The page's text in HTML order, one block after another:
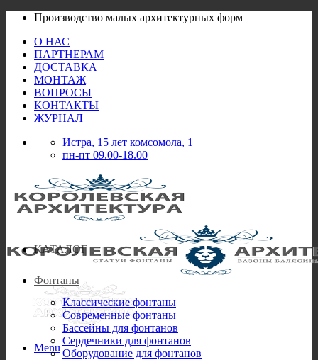
Skip
content
Производство малых архитектурных форм
О НАС
ПАРТНЕРАМ
ДОСТАВКА
МОНТАЖ
ВОПРОСЫ
КОНТАКТЫ
ЖУРНАЛ
Истра, 15 лет комсомола, 1
пн-пт 09.00-18.00
Menu
КАТАЛОГ
Фонтаны
Классические фонтаны
Современные фонтаны
Бассейны для фонтанов
Сердечники для фонтанов
Оборудование для фонтанов